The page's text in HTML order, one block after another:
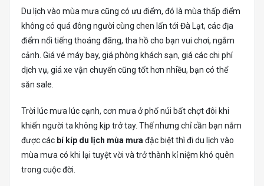
Du lịch vào mùa mưa cũng có ưu điểm, đó là mùa thấp điểm
không có quá đông người cùng chen lấn tới Đà Lạt, các địa
điểm nổi tiếng thoáng đãng, tha hồ cho bạn vui chơi, ngắm
cảnh. Giá vé máy bay, giá phòng khách sạn, giá các chi phí
dịch vụ, giá xe vận chuyển cũng tốt hơn nhiều, bạn có thể
săn sale.
Trời lúc mưa lúc cạnh, cơn mưa ở phố núi bất chợt đôi khi
khiến người ta không kịp trở tay. Thế nhưng chỉ cần bạn nắm
được các bí kíp du lịch mùa mưa đặc biệt thì đi du lịch vào
mùa mưa có khi lại tuyệt vời và trở thành kỉ niệm khó quên
trong cuộc đời.